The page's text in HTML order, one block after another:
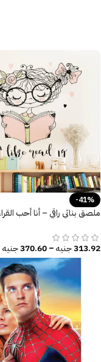
-41%
313.92جنيه –
370.60جنيه